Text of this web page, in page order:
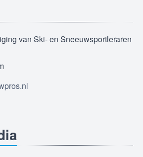
van Ski- en Sneeuwsportleraren